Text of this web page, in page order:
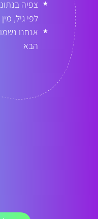
★
צפיה
לפי גיל,
★
אנחנו
הבא